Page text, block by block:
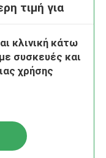
τιμή για
κλινική κάτω
συσκευές και
χρήσης